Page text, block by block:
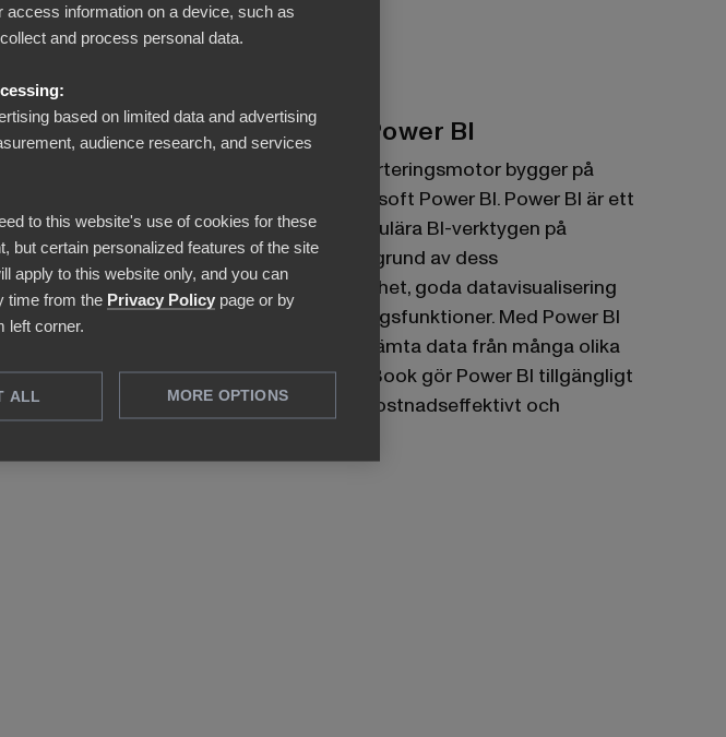
information on a device, such as
and process personal data.
based on limited data and advertising
audience research, and services
to this website's use of cookies for these
but certain personalized features of the site
apply to this website only, and you can
time from the Privacy Policy page or by
left corner.
ALL MORE OPTIONS
– allt är
Byggd på Power BI
BI Books rapporteringsmotor bygger på
kraftfulla Microsoft Power BI. Power BI är ett
av de mest populära BI-verktygen på
marknaden på grund av dess
användarvänlighet, goda datavisualisering
och rapporteringsfunktioner. Med Power BI
kan du också hämta data från många olika
målsystem. BI Book gör Power BI tillgängligt
för alla på ett kostnadseffektivt och